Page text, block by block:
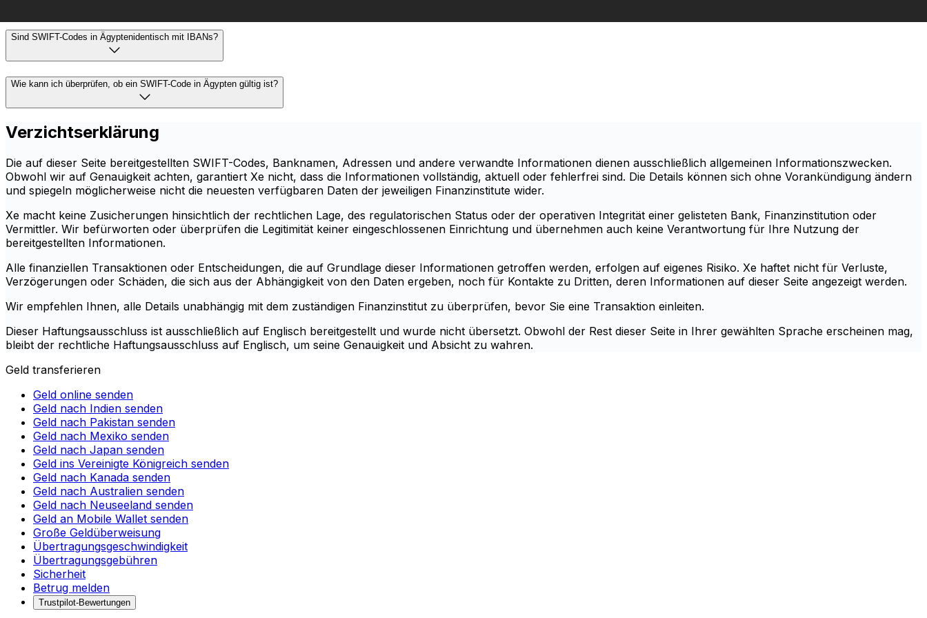
Sind SWIFT-Codes in Ägyptenidentisch mit IBANs?
Wie kann ich überprüfen, ob ein SWIFT-Code in Ägypten gültig ist?
Verzichtserklärung
Die auf dieser Seite bereitgestellten SWIFT-Codes, Banknamen, Adressen und andere verwandte Informationen dienen ausschließlich allgemeinen Informationszwecken.
Obwohl wir auf Genauigkeit achten, garantiert Xe nicht, dass die Informationen vollständig, aktuell oder fehlerfrei sind. Die Details können sich ohne Vorankündigung ändern
und spiegeln möglicherweise nicht die neuesten verfügbaren Daten der jeweiligen Finanzinstitute wider.
Xe macht keine Zusicherungen hinsichtlich der rechtlichen Lage, des regulatorischen Status oder der operativen Integrität einer gelisteten Bank, Finanzinstitution oder
Vermittler. Wir befürworten oder überprüfen die Legitimität keiner eingeschlossenen Einrichtung und übernehmen auch keine Verantwortung für Ihre Nutzung der
bereitgestellten Informationen.
Alle finanziellen Transaktionen oder Entscheidungen, die auf Grundlage dieser Informationen getroffen werden, erfolgen auf eigenes Risiko. Xe haftet nicht für Verluste,
Verzögerungen oder Schäden, die sich aus der Abhängigkeit von den Daten ergeben, noch für Kontakte zu Dritten, deren Informationen auf dieser Seite angezeigt werden.
Wir empfehlen Ihnen, alle Details unabhängig mit dem zuständigen Finanzinstitut zu überprüfen, bevor Sie eine Transaktion einleiten.
Dieser Haftungsausschluss ist ausschließlich auf Englisch bereitgestellt und wurde nicht übersetzt. Obwohl der Rest dieser Seite in Ihrer gewählten Sprache erscheinen mag,
bleibt der rechtliche Haftungsausschluss auf Englisch, um seine Genauigkeit und Absicht zu wahren.
Geld transferieren
Geld online senden
Geld nach Indien senden
Geld nach Pakistan senden
Geld nach Mexiko senden
Geld nach Japan senden
Geld ins Vereinigte Königreich senden
Geld nach Kanada senden
Geld nach Australien senden
Geld nach Neuseeland senden
Geld an Mobile Wallet senden
Große Geldüberweisung
Übertragungsgeschwindigkeit
Übertragungsgebühren
Sicherheit
Betrug melden
Trustpilot-Bewertungen